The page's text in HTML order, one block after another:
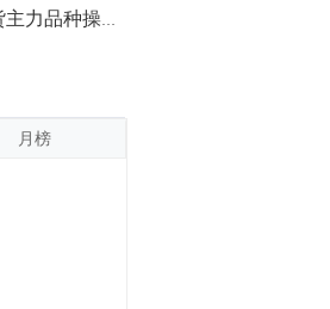
月期约收高
，建议短线
劲走升，沪
报334.00
猎鹰解期：8月13日夜盘期货主力品种操作建议
月榜